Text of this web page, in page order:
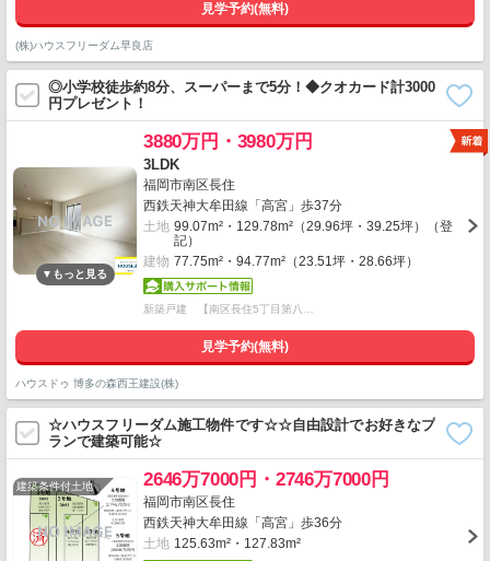
見学予約(無料)
(株)ハウスフリーダム早良店
◎小学校徒歩約8分、スーパーまで5分！◆クオカード計3000
円プレゼント！
3880万円・3980万円
3LDK
福岡市南区長住
西鉄天神大牟田線「高宮」歩37分
土地 99.07m²・129.78m²（29.96坪・39.25坪）（登
記）
建物 77.75m²・94.77m²（23.51坪・28.66坪）
新築戸建 【南区長住5丁目第八…
見学予約(無料)
ハウスドゥ 博多の森西王建設(株)
☆ハウスフリーダム施工物件です☆☆自由設計でお好きなプ
ランで建築可能☆
建築条件付土地 2646万7000円・2746万7000円
福岡市南区長住
西鉄天神大牟田線「高宮」歩36分
土地 125.63m²・127.83m²